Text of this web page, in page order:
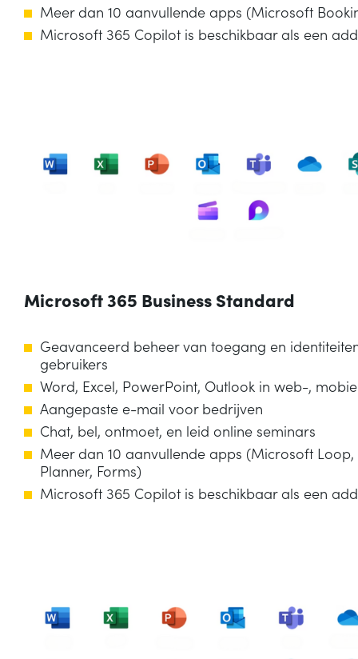
Meer dan 10 aanvullende apps (Microsoft
Microsoft 365 Copilot is beschikbaar als een
Microsoft 365 Business Standard
Geavanceerd beheer van toegang en
gebruikers
Word, Excel, PowerPoint, Outlook in web-,
Aangepaste e-mail voor bedrijven
Chat, bel, ontmoet, en leid online seminars
Meer dan 10 aanvullende apps (Microsoft
Planner, Forms)
Microsoft 365 Copilot is beschikbaar als een